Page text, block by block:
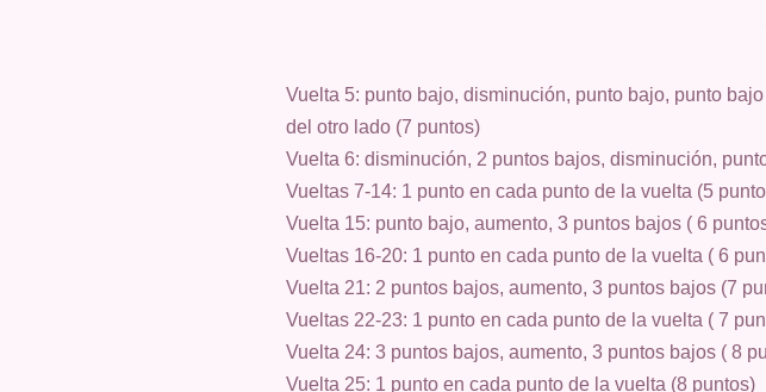
Vuelta 5: punto bajo, disminución, punto bajo, punto
del otro lado (7 puntos)
Vuelta 6: disminución, 2 puntos bajos, disminución,
Vueltas 7-14: 1 punto en cada punto de la vuelta (5
Vuelta 15: punto bajo, aumento, 3 puntos bajos ( 6
Vueltas 16-20: 1 punto en cada punto de la vuelta ( 6
Vuelta 21: 2 puntos bajos, aumento, 3 puntos bajos (7
Vueltas 22-23: 1 punto en cada punto de la vuelta ( 7
Vuelta 24: 3 puntos bajos, aumento, 3 puntos bajos ( 8
Vuelta 25: 1 punto en cada punto de la vuelta (8 puntos)